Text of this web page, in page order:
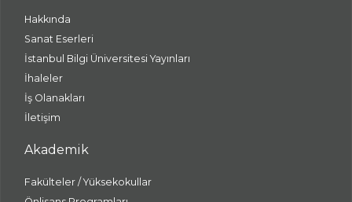
Hakkında
Sanat Eserleri
İstanbul Bilgi Üniversitesi Yayınları
İhaleler
İş Olanakları
İletişim
Akademik
Fakülteler / Yüksekokullar